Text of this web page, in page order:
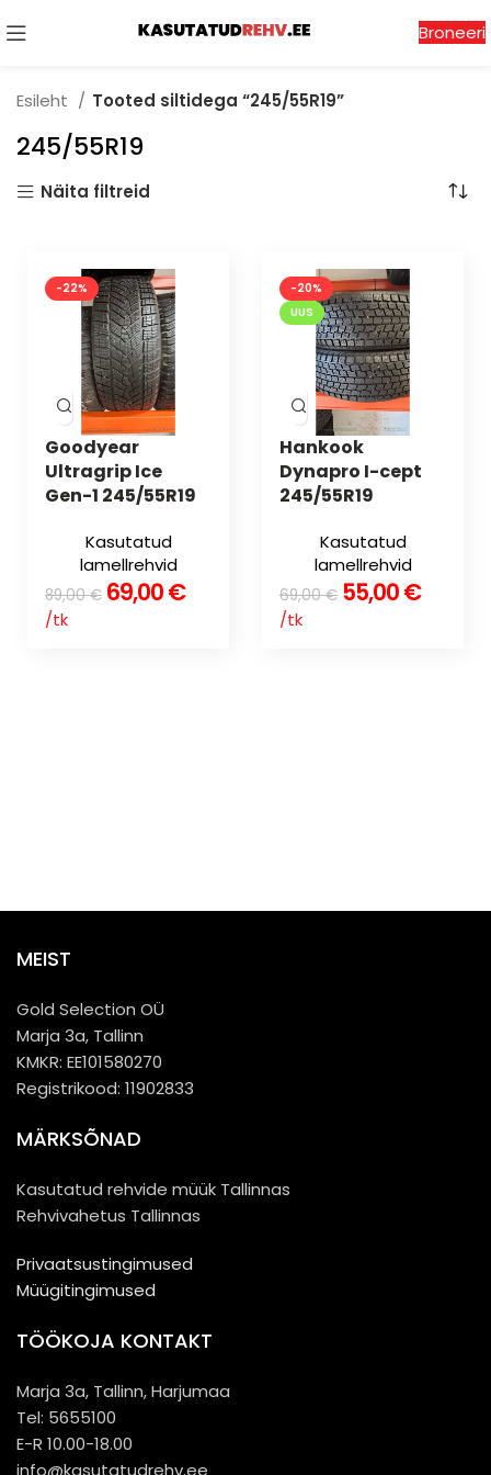
Broneeri
Esileht Tooted siltidega “245/55R19”
245/55R19
Näita filtreid
-22%
Goodyear
Ultragrip Ice
Gen-1 245/55R19
Kasutatud
lamellrehvid
89,00€ 69,00€
/tk
-20%
UUS
Hankook
Dynapro I-cept
245/55R19
Kasutatud
lamellrehvid
69,00€ 55,00€
/tk
MEIST
Gold Selection OÜ
Marja 3a, Tallinn
KMKR: EE101580270
Registrikood: 11902833
MÄRKSÕNAD
Kasutatud rehvide müük Tallinnas
Rehvivahetus Tallinnas
Privaatsustingimused
Müügitingimused
TÖÖKOJA KONTAKT
Marja 3a, Tallinn, Harjumaa
Tel: 5655100
E-R 10.00-18.00
info@kasutatudrehv.ee